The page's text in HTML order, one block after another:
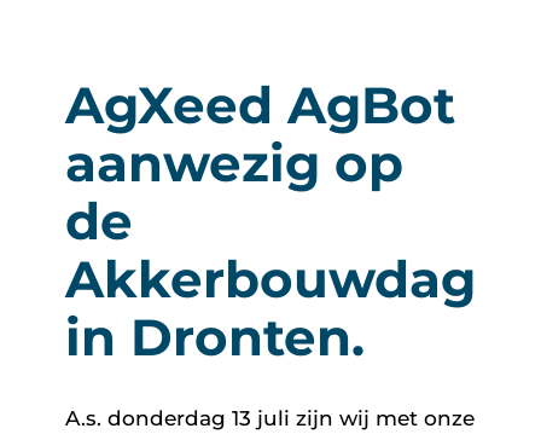
AgXeed AgBot
aanwezig op
de
Akkerbouwdag
in Dronten.
A.s. donderdag 13 juli zijn wij met onze